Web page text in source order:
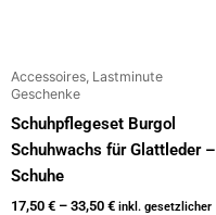
Accessoires, Lastminute
Geschenke
Schuhpflegeset Burgol
Schuhwachs für Glattleder –
Schuhe
17,50 € – 33,50 € inkl. gesetzlicher
werden